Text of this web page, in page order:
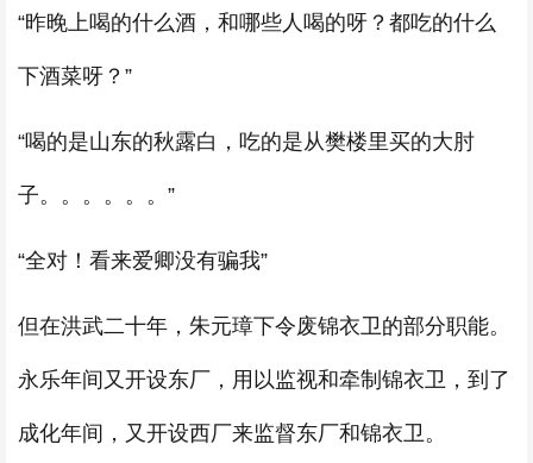
“昨晚上喝的什么酒，和哪些人喝的呀？都吃的什么
下酒菜呀？”
“喝的是山东的秋露白，吃的是从樊楼里买的大肘
子。。。。。。”
“全对！看来爱卿没有骗我”
但在洪武二十年，朱元璋下令废锦衣卫的部分职能。
永乐年间又开设东厂，用以监视和牵制锦衣卫，到了
成化年间，又开设西厂来监督东厂和锦衣卫。